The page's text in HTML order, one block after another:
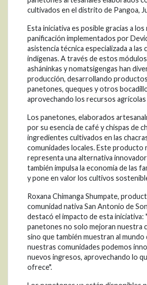
cultivados en el distrito de Pangoa,
Esta iniciativa es posible gracias a
panificación implementados por
asistencia técnica especializada a las
indígenas. A través de estos
asháninkas y nomatsigengas han
producción, desarrollando
panetones, queques y otros
aprovechando los recursos agrícolas
Los panetones, elaborados
por su esencia de café y chispas de
ingredientes cultivados en las
comunidades locales. Este producto
representa una alternativa
también impulsa la economía de las
y pone en valor los cultivos
Roxana Chimanga Shumpate,
comunidad nativa San Antonio de
destacó el impacto de esta iniciativa:
panetones no solo mejoran nuestra
sino que también muestran al mundo
nuestras comunidades podemos
nuevos ingresos, aprovechando lo
ofrece".